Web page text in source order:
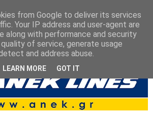
from Google to deliver its services
Your IP address and user-agent are
along with performance and security
of service, generate usage
and address abuse.
LEARN MORE GOT IT